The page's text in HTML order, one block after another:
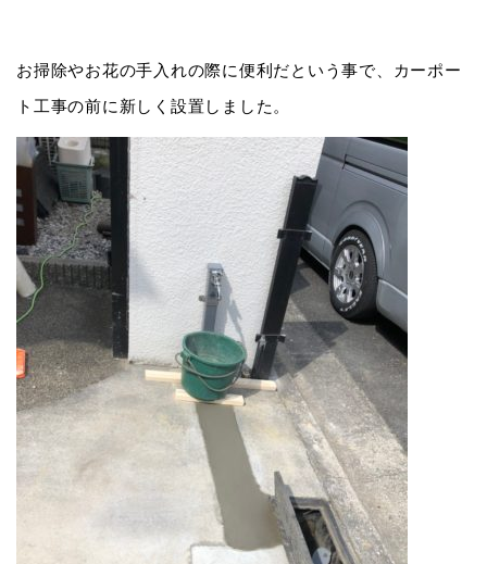
お掃除やお花の手入れの際に便利だという事で、カーポー
ト工事の前に新しく設置しました。